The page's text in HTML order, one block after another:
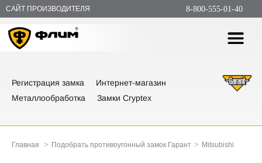
САЙТ ПРОИЗВОДИТЕЛЯ 8-800-555-01-40
Регистрация замка
Интернет-магазин
Металлообработка
Замки Cryptex
Главная > Подобрать противоугонный замок Гарант > Mitsubishi